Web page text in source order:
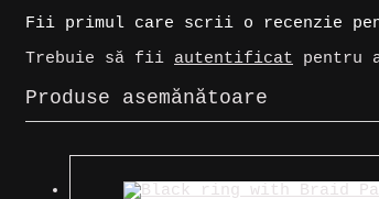
Fii primul care scrii o recenzie
Trebuie să fii autentificat pentru
Produse asemănătoare